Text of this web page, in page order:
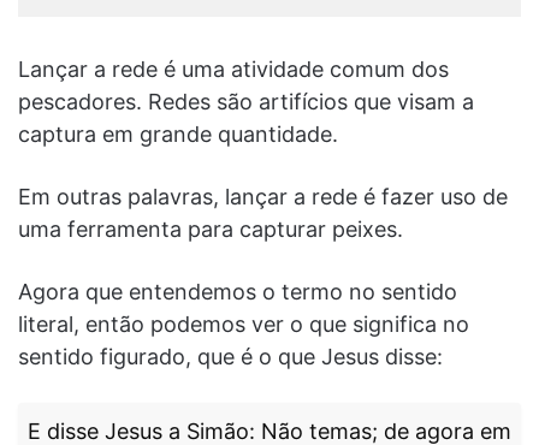
Lançar a rede é uma atividade comum dos
pescadores. Redes são artifícios que visam a
captura em grande quantidade.
Em outras palavras, lançar a rede é fazer uso de
uma ferramenta para capturar peixes.
Agora que entendemos o termo no sentido
literal, então podemos ver o que significa no
sentido figurado, que é o que Jesus disse:
E disse Jesus a Simão: Não temas; de agora em